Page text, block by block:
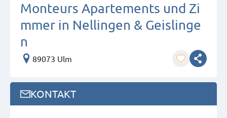
Monteurs Apartements und Zi
mmer in Nellingen & Geislinge
n
89073 Ulm
KONTAKT